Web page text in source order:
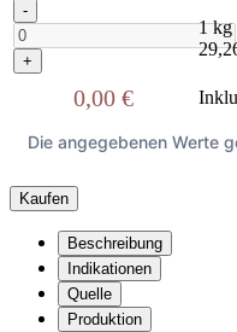
-
+
1 kg
0,00 €
Die angegebenen Werte
Kaufen
Beschreibung
Indikationen
Quelle
Produktion